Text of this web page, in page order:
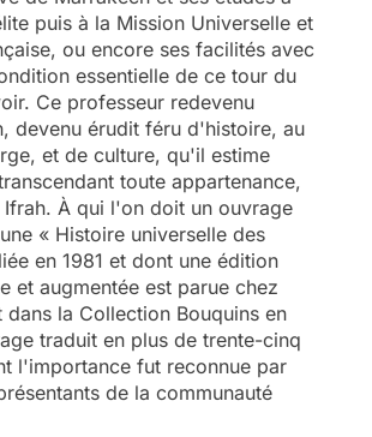
puis à la Mission Universelle et
ou encore ses facilités avec
essentielle de ce tour du
Ce professeur redevenu
devenu érudit féru d'histoire, au
et de culture, qu'il estime
toute appartenance,
À qui l'on doit un ouvrage
« Histoire universelle des
en 1981 et dont une édition
et augmentée est parue chez
dans la Collection Bouquins en
traduit en plus de trente-cinq
l'importance fut reconnue par
de la communauté